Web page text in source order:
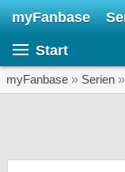
myFanbase
Start
myFanbase » Serien »